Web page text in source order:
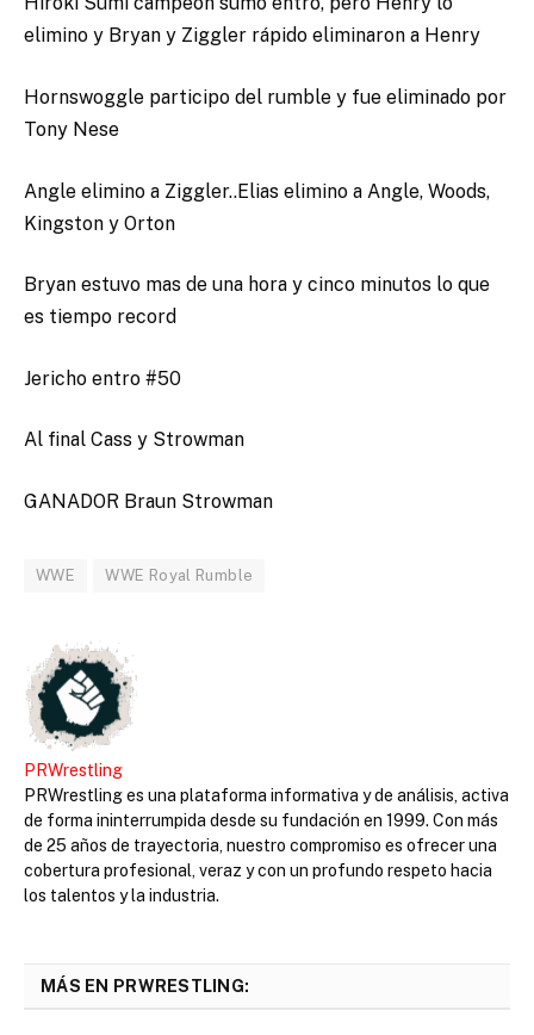
elimino y Bryan y Ziggler rápido eliminaron a Henry
Hornswoggle participo del rumble y fue eliminado por
Tony Nese
Angle elimino a Ziggler..Elias elimino a Angle, Woods,
Kingston y Orton
Bryan estuvo mas de una hora y cinco minutos lo que
es tiempo record
Jericho entro #50
Al final Cass y Strowman
GANADOR Braun Strowman
WWE WWE Royal Rumble
PRWrestling
PRWrestling es una plataforma informativa y de análisis, activa
de forma ininterrumpida desde su fundación en 1999. Con más
de 25 años de trayectoria, nuestro compromiso es ofrecer una
cobertura profesional, veraz y con un profundo respeto hacia
los talentos y la industria.
MÁS EN PRWRESTLING: